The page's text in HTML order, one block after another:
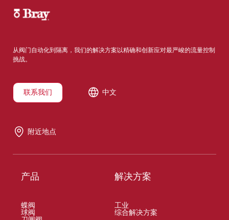
从阀门自动化到隔离，我们的解决方案以精确和创新应对最严峻的流量控制
挑战。
联系我们 中文
附近地点
产品
蝶阀
球阀
解决方案
工业
综合解决方案